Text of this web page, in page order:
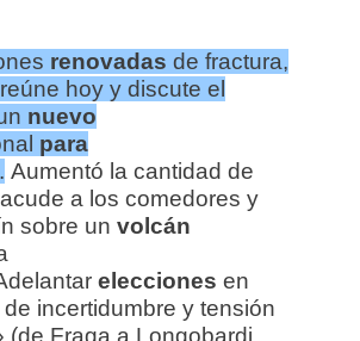
renovadas de fractura,
hoy y discute el
nuevo
para
. Aumentó la cantidad de
a los comedores y
sobre un volcán
elecciones en
incertidumbre y tensión
(de Fraga a Longobardi